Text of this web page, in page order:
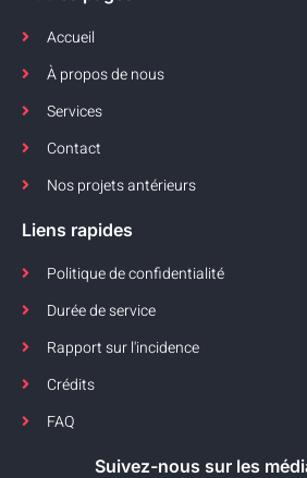
Accueil
À propos de nous
Services
Contact
Nos projets antérieurs
Liens rapides
Politique de confidentialité
Durée de service
Rapport sur l'incidence
Crédits
FAQ
Suivez-nous sur les